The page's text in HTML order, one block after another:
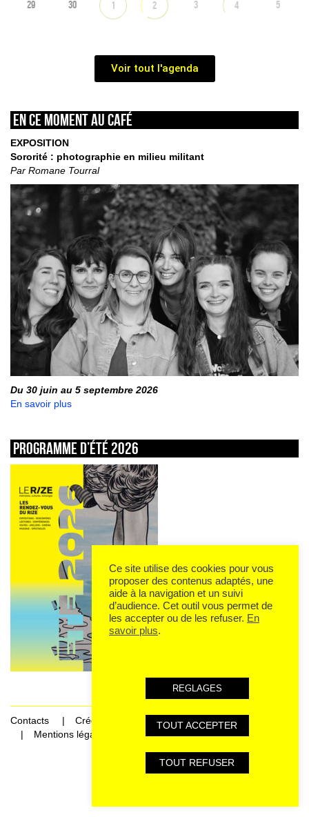
29 30 1 2 3 4 5
Voir tout l'agenda
En ce moment au café
EXPOSITION
Sororité : photographie en milieu militant
Par Romane Tourral
Du 30 juin au 5 septembre 2026
En savoir plus
Programme d’été 2026
Contacts
Crédits
Mentions légales et données personnelles
Ce site utilise des cookies pour vous
proposer des contenus adaptés, une
aide à la navigation et un suivi
d’audience. Cet outil vous permet de
les accepter ou de les refuser. En
savoir plus.
REGLAGES
TOUT ACCEPTER
TOUT REFUSER